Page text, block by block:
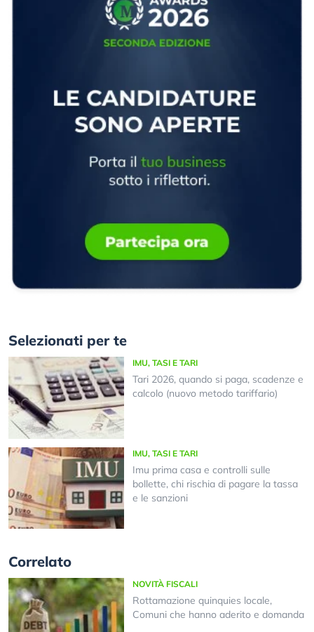
Selezionati per te
IMU, TASI E TARI
Tari 2026, quando si paga, scadenze e
calcolo (nuovo metodo tariffario)
IMU, TASI E TARI
Imu prima casa e controlli sulle
bollette, chi rischia di pagare la tassa
e le sanzioni
Correlato
NOVITÀ FISCALI
Rottamazione quinquies locale,
Comuni che hanno aderito e domanda